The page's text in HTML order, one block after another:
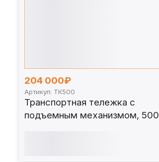
204 000₽
Артикул: ТК500
Транспортная тележка с
подъемным механизмом, 500